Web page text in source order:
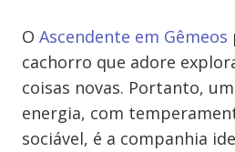
O Ascendente em Gêmeos
cachorro que adore
coisas novas. Portanto,
energia, com
sociável, é a companhia